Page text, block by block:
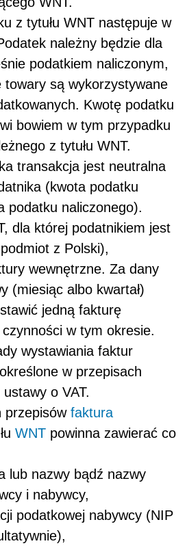
z tytułu WNT następuje w
należny będzie dla
podatkiem naliczonym,
towary są wykorzystywane
Kwotę podatku
bowiem w tym przypadku
z tytułu WNT.
transakcja jest neutralna
(kwota podatku
podatku naliczonego).
dla której podatnikiem jest
z Polski),
wewnętrzne. Za dany
(miesiąc albo kwartał)
jedną fakturę
w tym okresie.
wystawiania faktur
w przepisach
o VAT.
przepisów faktura
WNT powinna zawierać co
lub nazwy bądź nazwy
i nabywcy,
podatkowej nabywcy (NIP